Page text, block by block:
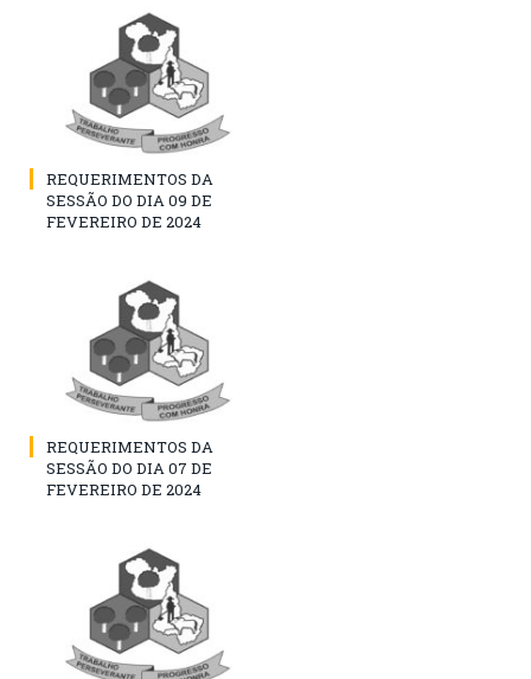
REQUERIMENTOS DA
SESSÃO DO DIA 09 DE
FEVEREIRO DE 2024
REQUERIMENTOS DA
SESSÃO DO DIA 07 DE
FEVEREIRO DE 2024